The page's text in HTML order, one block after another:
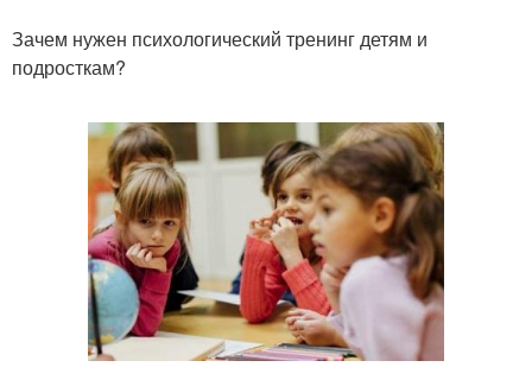
Зачем нужен психологический тренинг детям и
подросткам?